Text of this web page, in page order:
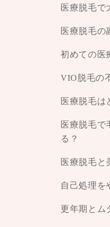
医療脱毛で
医療脱毛の
初めての医
VIO脱毛の
医療脱毛は
医療脱毛で
る？
医療脱毛と
自己処理を
更年期とム